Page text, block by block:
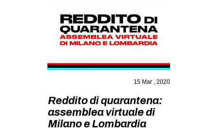
AREA
DEGENERAZIONE
GAZA FREESTYLE
CSOA LAMBRETTA
MSM
STUDENTI TSUNAMI
ZAM
15 Mar , 2020
Reddito di quarantena:
assemblea virtuale di
Milano e Lombardia